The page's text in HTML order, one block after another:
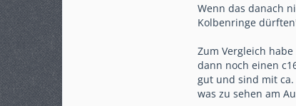
Wenn das danach
Kolbenringe
Zum Vergleich
dann noch einen
gut und sind mit
was zu sehen am